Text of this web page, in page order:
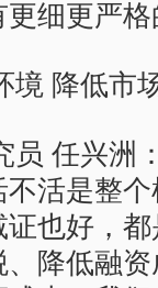
细更严
境 降低市
员 任兴洲
活是整
也好，
降低融